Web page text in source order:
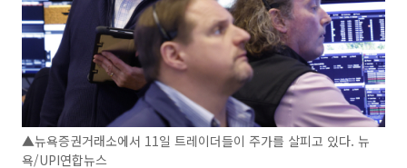
▲뉴욕증권거래소에서 11일 트레이더들이 주가를 살피고 있다. 뉴
욕/UPI연합뉴스